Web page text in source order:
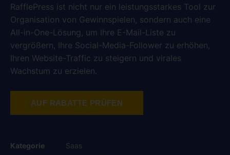
RafflePress ist nicht nur ein leistungsstarkes Tool zur
Organisation von Gewinnspielen, sondern auch eine
All-in-One-Lösung, um Ihre E-Mail-Liste zu
vergrößern, Ihre Social-Media-Follower zu erhöhen,
Ihren Website-Traffic zu steigern und virales
Wachstum zu erzielen.
AUF RABATTE PRÜFEN
Kategorie
Saas